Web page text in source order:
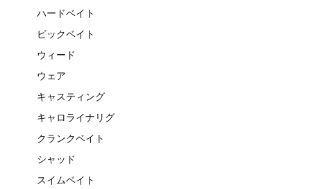
ハードベイト
ビックベイト
ウィード
ウェア
キャスティング
キャロライナリグ
クランクベイト
シャッド
スイムベイト